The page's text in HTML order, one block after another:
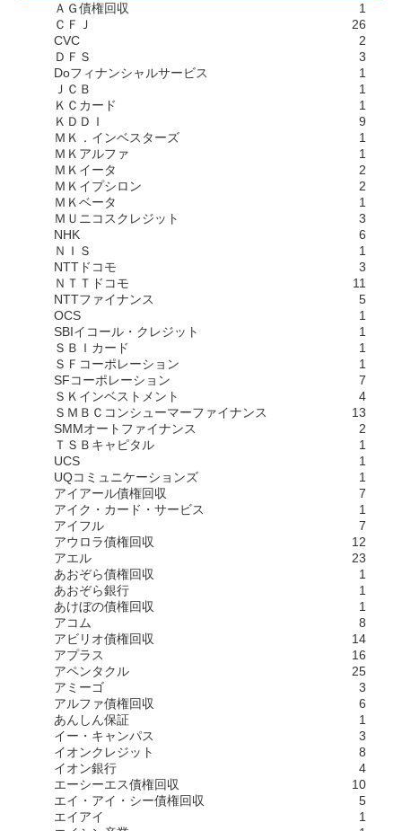
ＡＧ債権回収
1
ＣＦＪ
26
CVC
2
ＤＦＳ
3
Doフィナンシャルサービス
1
ＪＣＢ
1
ＫＣカード
1
ＫＤＤＩ
9
ＭＫ．インベスターズ
1
ＭＫアルファ
1
ＭＫイータ
2
ＭＫイプシロン
2
ＭＫベータ
1
ＭＵニコスクレジット
3
NHK
6
ＮＩＳ
1
NTTドコモ
3
ＮＴＴドコモ
11
NTTファイナンス
5
OCS
1
SBIイコール・クレジット
1
ＳＢＩカード
1
ＳＦコーポレーション
1
SFコーポレーション
7
ＳＫインベストメント
4
ＳＭＢＣコンシューマーファイナンス
13
SMMオートファイナンス
2
ＴＳＢキャピタル
1
UCS
1
UQコミュニケーションズ
1
アイアール債権回収
7
アイク・カード・サービス
1
アイフル
7
アウロラ債権回収
12
アエル
23
あおぞら債権回収
1
あおぞら銀行
1
あけぼの債権回収
1
アコム
8
アビリオ債権回収
14
アプラス
16
アペンタクル
25
アミーゴ
3
アルファ債権回収
6
あんしん保証
1
イー・キャンパス
3
イオンクレジット
8
イオン銀行
4
エーシーエス債権回収
10
エイ・アイ・シー債権回収
5
エイアイ
1